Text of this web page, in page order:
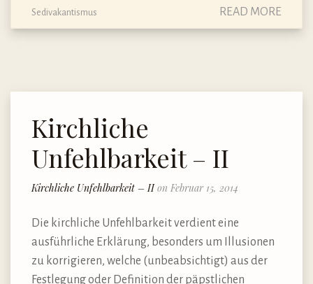
Sedivakantismus
READ MORE
Kirchliche
Unfehlbarkeit – II
Kirchliche Unfehlbarkeit – IIon Februar 15, 2014
Die kirchliche Unfehlbarkeit verdient eine
ausführliche Erklärung, besonders um Illusionen
zu korrigieren, welche (unbeabsichtigt) aus der
Festlegung oder Definition der päpstlichen